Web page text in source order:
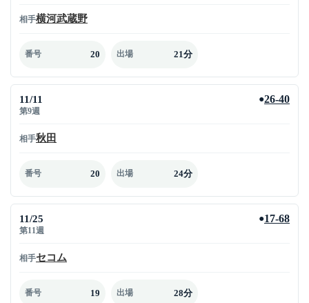
相手横河武蔵野
番号 20 出場 21分
11/11
第9週
●26-40
相手秋田
番号 20 出場 24分
11/25
第11週
●17-68
相手セコム
番号 19 出場 28分